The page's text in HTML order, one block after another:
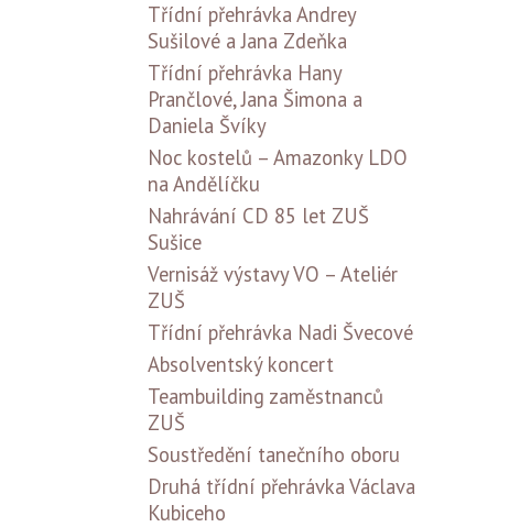
Třídní přehrávka Andrey
Sušilové a Jana Zdeňka
Třídní přehrávka Hany
Prančlové, Jana Šimona a
Daniela Švíky
Noc kostelů – Amazonky LDO
na Andělíčku
Nahrávání CD 85 let ZUŠ
Sušice
Vernisáž výstavy VO – Ateliér
ZUŠ
Třídní přehrávka Nadi Švecové
Absolventský koncert
Teambuilding zaměstnanců
ZUŠ
Soustředění tanečního oboru
Druhá třídní přehrávka Václava
Kubiceho